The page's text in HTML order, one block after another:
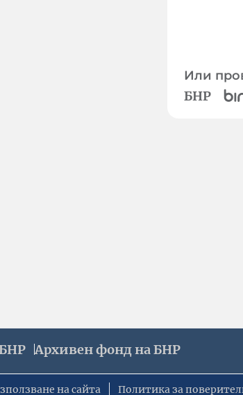
Или
БНР
Архивен фонд на БНР
на сайта Политика за